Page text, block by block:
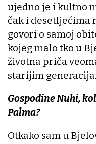
ujedno je i kultno
čak i desetljećima
govori o samoj
kojeg malo tko u
životna priča
starijim
Gospodine Nuhi,
Palma?
Otkako sam u